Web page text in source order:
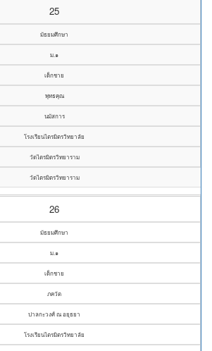
25
มัธยมศึกษา
ม.๑
เด็กชาย
พุทธคุณ
นมัสการ
โรงเรียนไตรมิตรวิทยาลัย
วัดไตรมิตรวิทยาราม
วัดไตรมิตรวิทยาราม
26
มัธยมศึกษา
ม.๑
เด็กชาย
ภควัต
ปาลกะวงศ์ ณ อยุธยา
โรงเรียนไตรมิตรวิทยาลัย